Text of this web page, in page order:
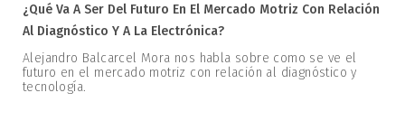
¿Qué Va A Ser Del Futuro En El Mercado Motriz Con Relación
Al Diagnóstico Y A La Electrónica?
Alejandro Balcarcel Mora nos habla sobre como se ve el
futuro en el mercado motriz con relación al diagnóstico y
tecnología.